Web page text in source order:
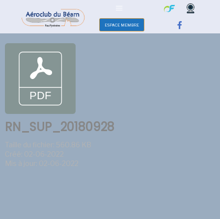
ESPACE MEMBRE
RN_SUP_20180928
Taille du fichier: 560.86 KB
Créé: 02-06-2022
Mis à jour: 02-06-2022